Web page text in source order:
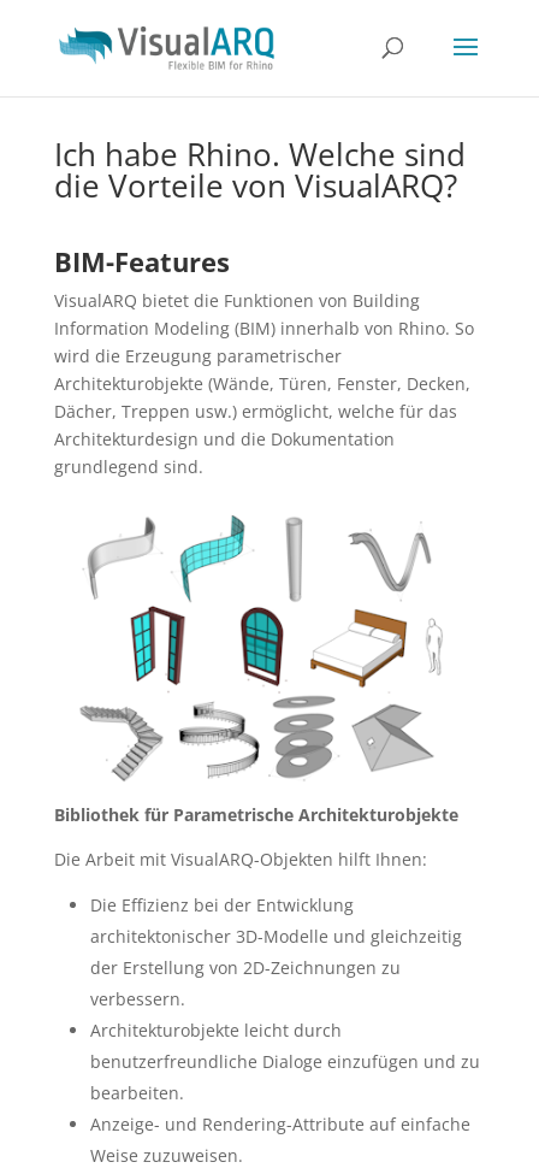
Ich habe Rhino. Welche sind
die Vorteile von VisualARQ?
BIM-Features
VisualARQ bietet die Funktionen von Building
Information Modeling (BIM) innerhalb von Rhino. So
wird die Erzeugung parametrischer
Architekturobjekte (Wände, Türen, Fenster, Decken,
Dächer, Treppen usw.) ermöglicht, welche für das
Architekturdesign und die Dokumentation
grundlegend sind.
Bibliothek für Parametrische Architekturobjekte
Die Arbeit mit VisualARQ-Objekten hilft Ihnen:
Die Effizienz bei der Entwicklung
architektonischer 3D-Modelle und gleichzeitig
der Erstellung von 2D-Zeichnungen zu
verbessern.
Architekturobjekte leicht durch
benutzerfreundliche Dialoge einzufügen und zu
bearbeiten.
Anzeige- und Rendering-Attribute auf einfache
Weise zuzuweisen.